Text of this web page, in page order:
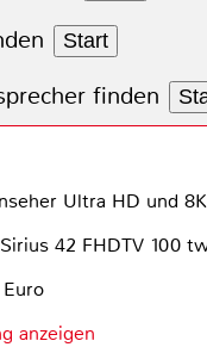
Start
finden
Ultra HD und 8K
42 FHDTV 100
anzeigen